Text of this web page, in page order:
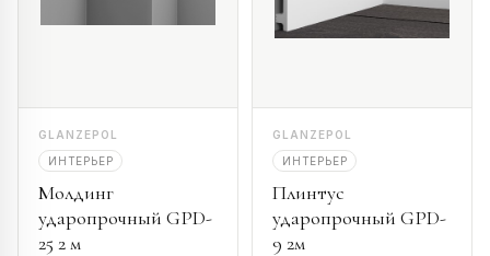
GLANZEPOL
ИНТЕРЬЕР
Молдинг
ударопрочный GPD-
25 2 м
GLANZEPOL
ИНТЕРЬЕР
Плинтус
ударопрочный GPD-
9 2м